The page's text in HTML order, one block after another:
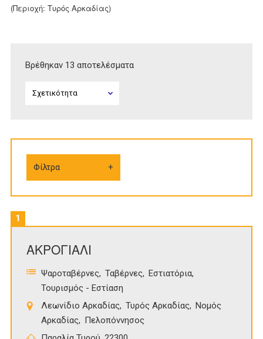
(Περιοχή: Τυρός Αρκαδίας)
Βρέθηκαν 13 αποτελέσματα
Φίλτρα
1
ΑΚΡΟΓΙΑΛΙ
Ψαροταβέρνες Ταβέρνες
Εστιατόρια
Τουρισμός - Εστίαση
Λεωνίδιο Αρκαδίας
Τυρός Αρκαδίας
Νομός
Αρκαδίας
Πελοπόννησος